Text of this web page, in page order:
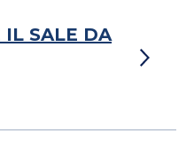
IL SALE DA